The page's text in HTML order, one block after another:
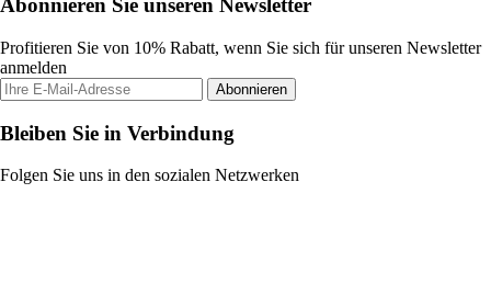
Abonnieren Sie unseren Newsletter
Profitieren Sie von 10% Rabatt, wenn Sie sich für unseren Newsletter
anmelden
Abonnieren
Bleiben Sie in Verbindung
Folgen Sie uns in den sozialen Netzwerken